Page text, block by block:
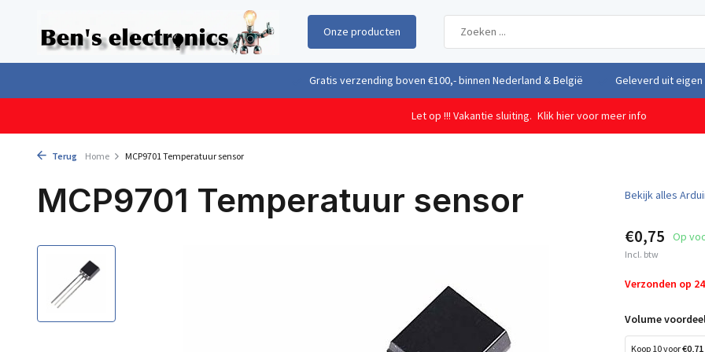
Onze producten
Geleverd uit eigen voorraad vanuit ons magazijn in Nederland Gratis
Let op !!! Vakantie sluiting. Klik hier voor meer info
Terug Home MCP9701 Temperatuur sensor
MCP9701 Temperatuur sensor Bekijk alles
€0,75 Op
Incl. btw
Verzonden op
Volume
Koop 10 voor€0,71